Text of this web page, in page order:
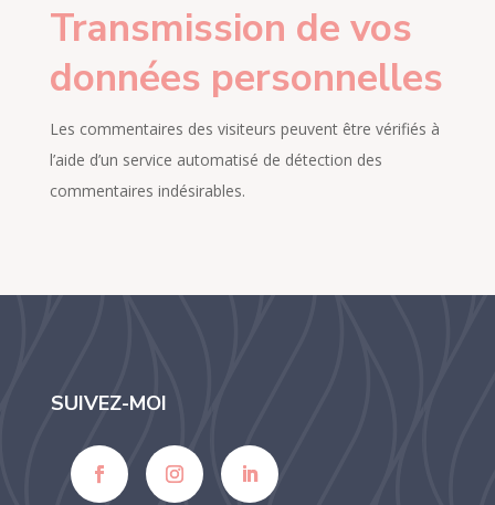
Transmission de vos
données personnelles
Les commentaires des visiteurs peuvent être vérifiés à
l’aide d’un service automatisé de détection des
commentaires indésirables.
SUIVEZ-MOI